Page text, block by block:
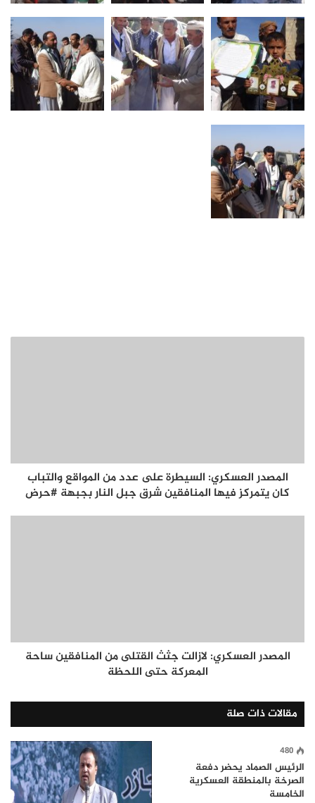
المصدر العسكري: السيطرة على عدد من المواقع والتباب
كان يتمركز فيها المنافقين شرق جبل النار بجبهة #حرض
المصدر العسكري: لازالت جثث القتلى من المنافقين ساحة
المعركة حتى اللحظة
مقالات ذات صلة
480
الرئيس الصماد يحضر دفعة
الصرخة بالمنطقة العسكرية
الخامسة